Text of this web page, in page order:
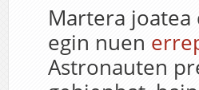
Martera
egin nuen
Astronauten